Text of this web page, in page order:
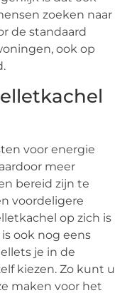
zoeken naar
de standaard
ook op
voor energie
meer
bereid zijn te
voordeligere
op zich is
ook nog eens
je in de
kiezen. Zo kunt u
maken voor het